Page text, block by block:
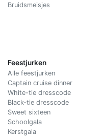
Bruidsmeisjes
Feestjurken
Alle feestjurken
Captain cruise dinner
White-tie dresscode
Black-tie dresscode
Sweet sixteen
Schoolgala
Kerstgala